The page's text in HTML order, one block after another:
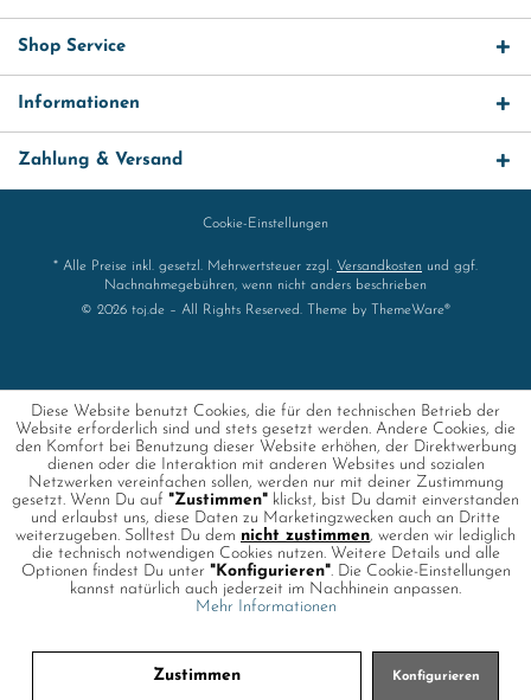
Shop Service
Informationen
Zahlung & Versand
Cookie-Einstellungen
* Alle Preise inkl. gesetzl. Mehrwertsteuer zzgl. Versandkosten und ggf.
Nachnahmegebühren, wenn nicht anders beschrieben
© 2026 toj.de – All Rights Reserved. Theme by
ThemeWare®
Diese Website benutzt Cookies, die für den technischen Betrieb der
Website erforderlich sind und stets gesetzt werden. Andere Cookies, die
den Komfort bei Benutzung dieser Website erhöhen, der Direktwerbung
dienen oder die Interaktion mit anderen Websites und sozialen
Netzwerken vereinfachen sollen, werden nur mit deiner Zustimmung
gesetzt. Wenn Du auf "Zustimmen" klickst, bist Du damit einverstanden
und erlaubst uns, diese Daten zu Marketingzwecken auch an Dritte
weiterzugeben. Solltest Du dem nicht zustimmen, werden wir lediglich
die technisch notwendigen Cookies nutzen. Weitere Details und alle
Optionen findest Du unter "Konfigurieren". Die Cookie-Einstellungen
kannst natürlich auch jederzeit im Nachhinein anpassen.
Mehr Informationen
Zustimmen Konfigurieren